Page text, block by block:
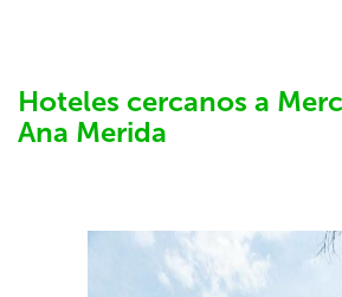
Hoteles cercanos a
Ana Merida